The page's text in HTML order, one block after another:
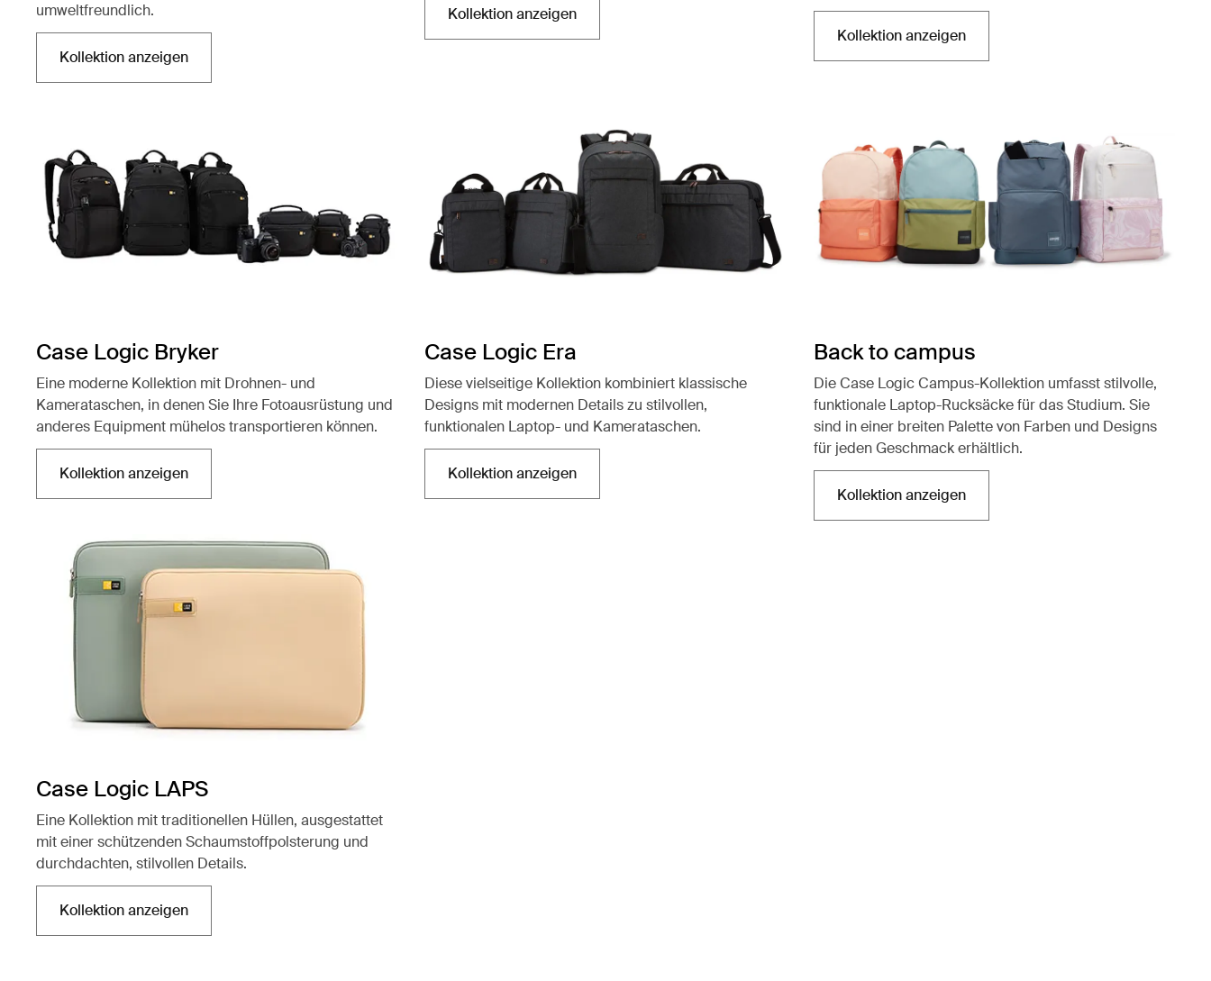
umweltfreundlich.
Kollektion anzeigenWird in einer neuen Registerkarte geöffnet
Kollektion anzeigenWird in einer neuen Registerkarte geöffnet
Kollektion anzeigen
Wird in einer neuen Registerkarte geöffnet
Case Logic Bryker
Eine moderne Kollektion mit Drohnen- und
Kamerataschen, in denen Sie Ihre Fotoausrüstung und
anderes Equipment mühelos transportieren können.
Kollektion anzeigenWird in einer neuen Registerkarte geöffnet
Case Logic Era
Diese vielseitige Kollektion kombiniert klassische
Designs mit modernen Details zu stilvollen,
funktionalen Laptop- und Kamerataschen.
Kollektion anzeigenWird in einer neuen Registerkarte geöffnet
Back to campus
Die Case Logic Campus-Kollektion umfasst stilvolle,
funktionale Laptop-Rucksäcke für das Studium. Sie
sind in einer breiten Palette von Farben und Designs
für jeden Geschmack erhältlich.
Kollektion anzeigen
Wird in einer neuen Registerkarte geöffnet
Case Logic LAPS
Eine Kollektion mit traditionellen Hüllen, ausgestattet
mit einer schützenden Schaumstoffpolsterung und
durchdachten, stilvollen Details.
Kollektion anzeigenWird in einer neuen Registerkarte geöffnet